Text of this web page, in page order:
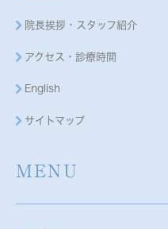
院長挨拶・スタッフ紹介
アクセス・診療時間
English
サイトマップ
MENU